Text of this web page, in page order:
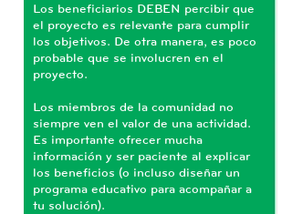
Los beneficiarios DEBEN percibir que
el proyecto es relevante para cumplir
los objetivos. De otra manera, es poco
probable que se involucren en el
proyecto.
Los miembros de la comunidad no
siempre ven el valor de una actividad.
Es importante ofrecer mucha
información y ser paciente al explicar
los beneficios (o incluso diseñar un
programa educativo para acompañar a
tu solución).